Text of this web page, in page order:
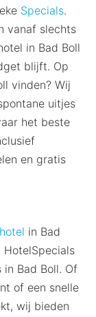
Specials.
vanaf slechts
in Bad Boll
blijft. Op
vinden? Wij
uitjes
het beste
en gratis
in Bad
HotelSpecials
Bad Boll. Of
of een snelle
wij bieden